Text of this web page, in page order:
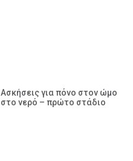
Ασκήσεις για πόνο στον ώμο
στο νερό – πρώτο στάδιο